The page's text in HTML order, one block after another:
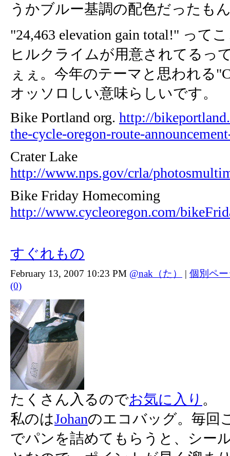
うかブルー基調の配色だったも
"24,463 elevation gain total!" って
ヒルクライムが用意されてるっ
ぇぇ。今年のテーマと思われる
オッソロしい意味らしいです。
Bike Portland org. http://
the-cycle-oregon-route-
Crater Lake
http://www.nps.gov/crla/
Bike Friday Homecoming
http://www.cycleoregon.com/
すぐれもの
February 13, 2007 10:23 PM @nak（た） | 個別ペ
(0)
たくさん入るのでお気に入り 。
私のはJohanのエコバッグ。毎回
でパンを詰めてもらうと、シー